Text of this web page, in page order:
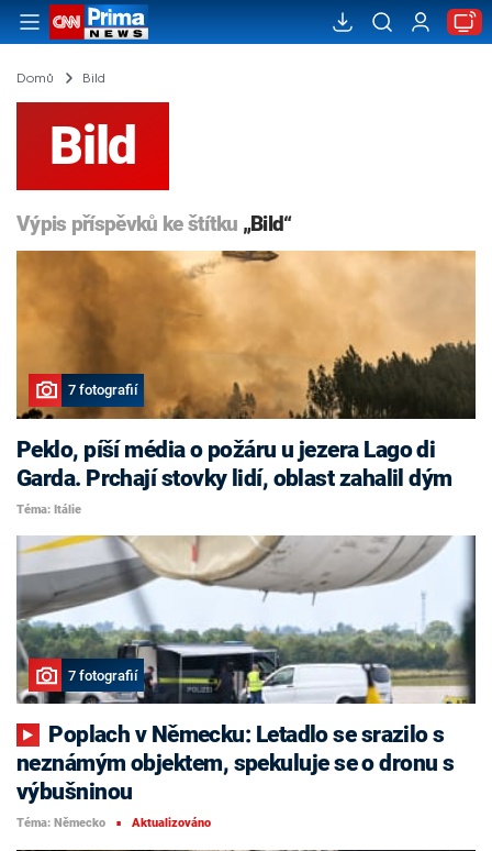
Domů Bild
Bild
Výpis příspěvků ke štítku „Bild“
7 fotografií
Peklo, píší média o požáru u jezera Lago di
Garda. Prchají stovky lidí, oblast zahalil dým
Téma: Itálie
7 fotografií
neznámým objektem, spekuluje se o dronu s
výbušninou
Téma: Německo ■ Aktualizováno